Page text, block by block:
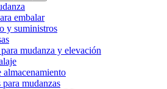
embalar
y suministros
mudanza y elevación
almacenamiento
mudanzas